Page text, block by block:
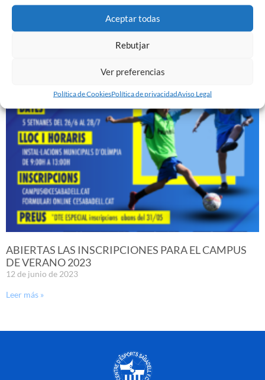
Aceptar todas
Rebutjar
Ver preferencias
Política de CookiesPolítica de privacidadAviso Legal
Leer más »
EN MARCHA LA PRETEMPORADA DEL JUVENIL ‘A’
ABIERTAS LAS INSCRIPCIONES PARA EL CAMPUS
DE VERANO 2023
12 de junio de 2023
Leer más »